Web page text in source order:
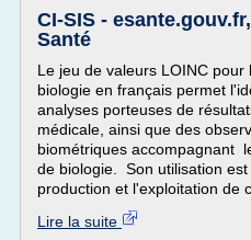
CI-SIS -
Santé
Le jeu de valeurs LOINC
biologie en français permet
analyses porteuses de
médicale, ainsi que des
biométriques accompagnant
de biologie. Son utilisation
production et l'exploitation de
Lire la suite